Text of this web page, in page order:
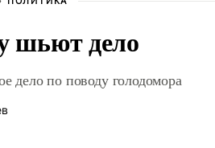
шьют дело
дело по поводу голодомора